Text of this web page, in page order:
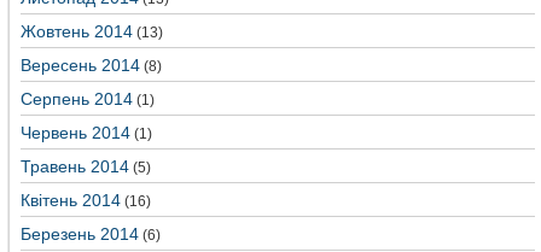
Жовтень 2014 (13)
Вересень 2014 (8)
Серпень 2014 (1)
Червень 2014 (1)
Травень 2014 (5)
Квітень 2014 (16)
Березень 2014 (6)